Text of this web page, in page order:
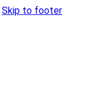
Skip to footer